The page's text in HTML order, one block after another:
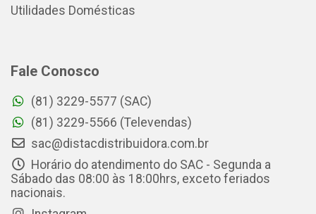
Utilidades Domésticas
Fale Conosco
(81) 3229-5577 (SAC)
(81) 3229-5566 (Televendas)
sac@distacdistribuidora.com.br
Horário do atendimento do SAC - Segunda a
Sábado das 08:00 às 18:00hrs, exceto feriados
nacionais.